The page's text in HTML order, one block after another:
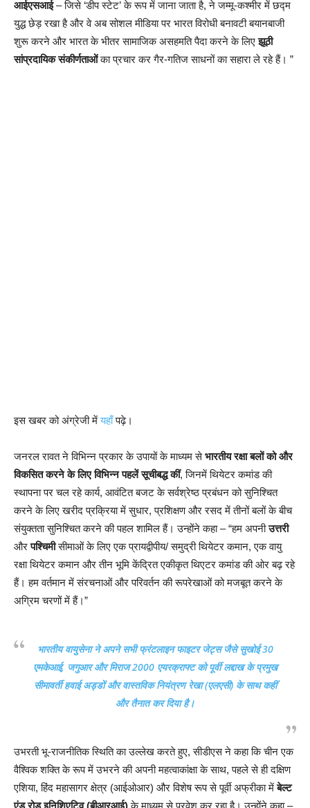
आईएसआई– जिसे ‘डीप स्टेट’ के रूप में जाना जाता है, ने जम्मू-कश्मीर में छद्म
युद्ध छेड़ रखा है और वे अब सोशल मीडिया पर भारत विरोधी बनावटी बयानबाजी
शुरू करने और भारत के भीतर सामाजिक असहमति पैदा करने के लिएझूठी
सांप्रदायिक संकीर्णताओंका प्रचार कर गैर-गतिज साधनों का सहारा ले रहे हैं। ”
इस खबर को अंग्रेजी मेंयहाँपढ़े।
जनरल रावत ने विभिन्न प्रकार के उपायों के माध्यम सेभारतीय रक्षा बलों को और
विकसित करने के लिए विभिन्न पहलें सूचीबद्ध कीं, जिनमें थियेटर कमांड की
स्थापना पर चल रहे कार्य, आवंटित बजट के सर्वश्रेष्ठ प्रबंधन को सुनिश्चित
करने के लिए खरीद प्रक्रिया में सुधार, प्रशिक्षण और रसद में तीनों बलों के बीच
संयुक्तता सुनिश्चित करने की पहल शामिल हैं। उन्होंने कहा – “हम अपनीउत्तरी
औरपश्चिमीसीमाओं के लिए एक प्रायद्वीपीय/ समुद्री थियेटर कमान, एक वायु
रक्षा थियेटर कमान और तीन भूमि केंद्रित एकीकृत थिएटर कमांड की ओर बढ़ रहे
हैं। हम वर्तमान में संरचनाओं और परिवर्तन की रूपरेखाओं को मजबूत करने के
अग्रिम चरणों में हैं।”
भारतीय वायुसेना ने अपने सभी फ्रंटलाइन फाइटर जेट्स जैसे सुखोई 30
एमकेआई, जगुआर और मिराज 2000 एयरक्राफ्ट को पूर्वी लद्दाख के प्रमुख
सीमावर्ती हवाई अड्डों और वास्तविक नियंत्रण रेखा (एलएसी) के साथ कहीं
और तैनात कर दिया है।
उभरती भू-राजनीतिक स्थिति का उल्लेख करते हुए, सीडीएस ने कहा कि चीन एक
वैश्विक शक्ति के रूप में उभरने की अपनी महत्वाकांक्षा के साथ, पहले से ही दक्षिण
एशिया, हिंद महासागर क्षेत्र (आईओआर) और विशेष रूप से पूर्वी अफ्रीका मेंबेल्ट
एंड रोड इनिशिएटिव (बीआरआई)के माध्यम से प्रवेश कर रहा है। उन्होंने कहा –